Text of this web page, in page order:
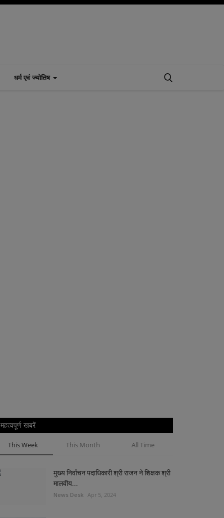
धर्म एवं ज्योतिष
महत्वपूर्ण खबरें
This Week This Month All Time
मुख्य निर्वाचन पदाधिकारी श्री राजन ने शिक्षक श्री
मालवीय...
News Desk Apr 5, 2024